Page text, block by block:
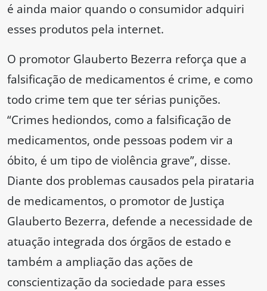
é ainda maior quando o consumidor adquiri
esses produtos pela internet.
O promotor Glauberto Bezerra reforça que a
falsificação de medicamentos é crime, e como
todo crime tem que ter sérias punições.
“Crimes hediondos, como a falsificação de
medicamentos, onde pessoas podem vir a
óbito, é um tipo de violência grave”, disse.
Diante dos problemas causados pela pirataria
de medicamentos, o promotor de Justiça
Glauberto Bezerra, defende a necessidade de
atuação integrada dos órgãos de estado e
também a ampliação das ações de
conscientização da sociedade para esses